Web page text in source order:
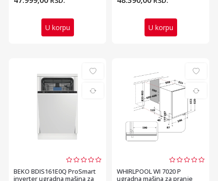
U korpu U korpu
BEKO BDIS161E0Q ProSmart
inverter ugradna mašina za
WHIRLPOOL WI 7020 P
ugradna mašina za pranje